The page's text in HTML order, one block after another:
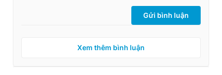
Gửi bình luận
Xem thêm bình luận